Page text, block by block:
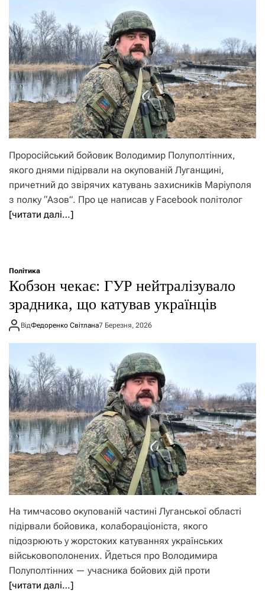
Проросійський бойовик Володимир Полуполтінних,
якого днями підірвали на окупованій Луганщині,
причетний до звірячих катувань захисників Маріуполя
з полку “Азов”. Про це написав у Facebook політолог
[читати далі…]
Політика
Кобзон чекає: ГУР нейтралізувало
зрадника, що катував українців
ВідФедоренко Світлана7 Березня, 2026
На тимчасово окупованій частині Луганської області
підірвали бойовика, колабораціоніста, якого
підозрюють у жорстоких катуваннях українських
військовополонених. Йдеться про Володимира
Полуполтінних — учасника бойових дій проти
[читати далі…]